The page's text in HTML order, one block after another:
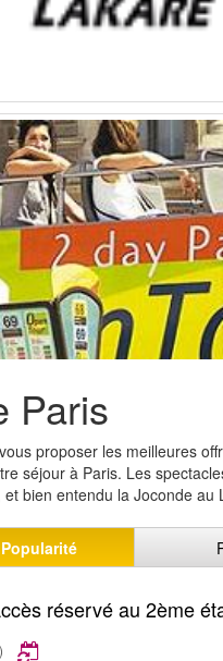
Paris
proposer les meilleures
séjour à Paris. Les
bien entendu la Joconde
Popularité
réservé au 2ème